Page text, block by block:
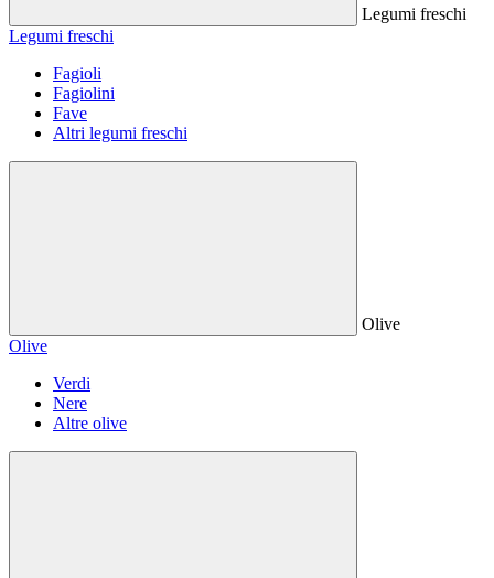
Legumi freschi
Legumi freschi
Fagioli
Fagiolini
Fave
Altri legumi freschi
Olive
Olive
Verdi
Nere
Altre olive